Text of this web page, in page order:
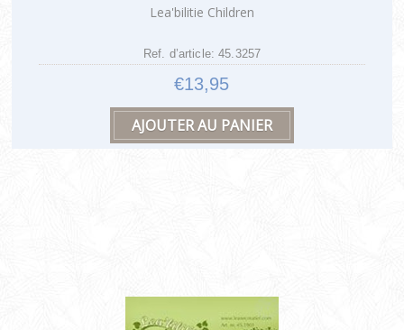
Lea'bilitie Children
Ref. d’article: 45.3257
€13,95